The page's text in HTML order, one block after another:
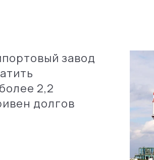
завод
2,2
долгов